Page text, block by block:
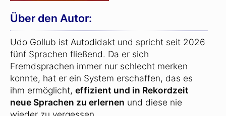
Über den Autor:
Udo Gollub ist Autodidakt und spricht seit 2026
fünf Sprachen fließend. Da er sich
Fremdsprachen immer nur schlecht merken
konnte, hat er ein System erschaffen, das es
ihm ermöglicht, effizient und in Rekordzeit
neue Sprachen zu erlernen und diese nie